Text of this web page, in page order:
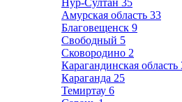
Нур-Султан 35
Амурская область 33
Благовещенск 9
Свободный 5
Сковородино 2
Карагандинская область
Караганда 25
Темиртау 6